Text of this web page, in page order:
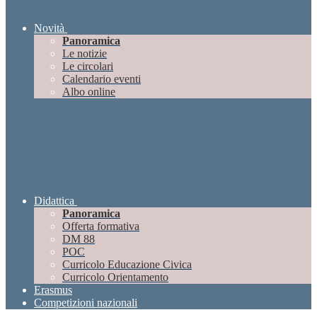
Novità
Panoramica
Le notizie
Le circolari
Calendario eventi
Albo online
Didattica
Panoramica
Offerta formativa
DM 88
POC
Curricolo Educazione Civica
Curricolo Orientamento
Erasmus
Competizioni nazionali